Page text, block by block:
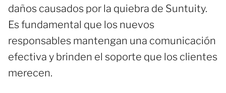
daños causados por la quiebra de Suntuity.
Es fundamental que los nuevos
responsables mantengan una comunicación
efectiva y brinden el soporte que los clientes
merecen.